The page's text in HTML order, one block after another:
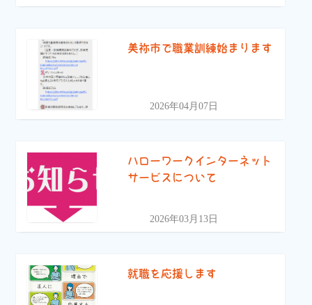
美祢市で職業訓練始まります
2026年04月07日
ハローワークインターネット
サービスについて
2026年03月13日
就職を応援します